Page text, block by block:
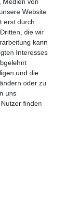
Website
erst durch
die wir
kann
Interesses
und die
oder zu
uns
finden